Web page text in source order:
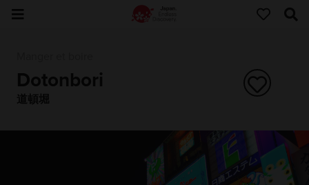
Dotonbori
道頓堀